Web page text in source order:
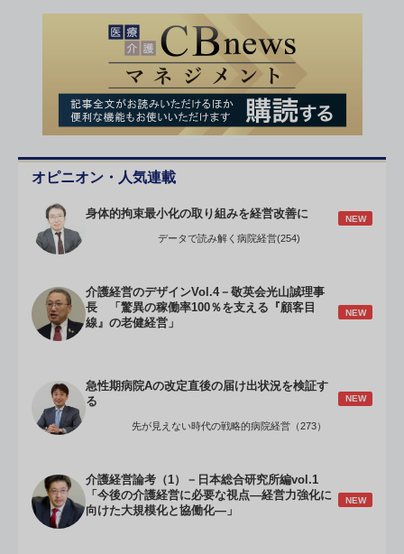
オピニオン・人気連載
身体的拘束最小化の取り組みを経営改善に NEW
データで読み解く病院経営(254)
介護経営のデザインVol.4－敬英会光山誠理事
長 「驚異の稼働率100％を支える『顧客目
線』の老健経営」
NEW
急性期病院Aの改定直後の届け出状況を検証す
る
NEW
先が見えない時代の戦略的病院経営（273）
介護経営論考（1）－日本総合研究所編vol.1
「今後の介護経営に必要な視点―経営力強化に
向けた大規模化と協働化―」
NEW